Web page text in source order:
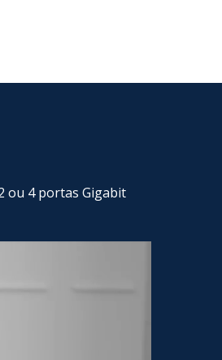
ou 4 portas Gigabit